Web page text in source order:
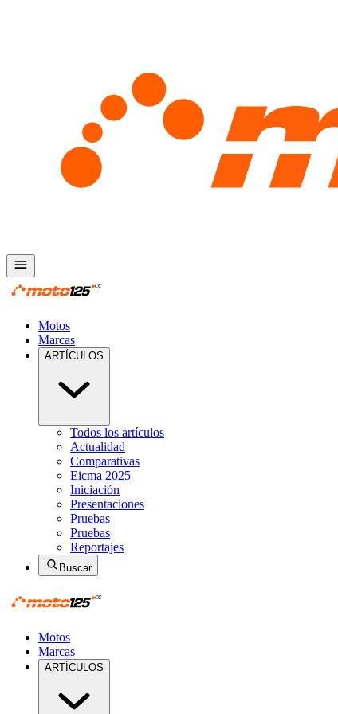
Motos
Marcas
ARTÍCULOS
Todos los artículos
Actualidad
Comparativas
Eicma 2025
Iniciación
Presentaciones
Pruebas
Pruebas
Reportajes
Buscar
Motos
Marcas
ARTÍCULOS